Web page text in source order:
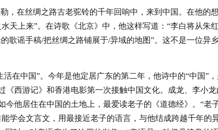
，在丝绸之路古老驼铃的千年回响中，来到中国。在他的
天上来”。在诗歌《北京》中，他这样写道：“李白将从朱
歌谣手稿/把丝绸之路铺展于/异域的地图”。这不是一位异
在中国”。今年是他定居广东的第二年，他诗中的“中国”
《西游记》和香港电影第一次接触中国文化。成龙、李小
他居住在中国的土地上，最爱读老子的《道德经》。“老
学会文言文，用最接近老子的语言，与他结成跨越千年的